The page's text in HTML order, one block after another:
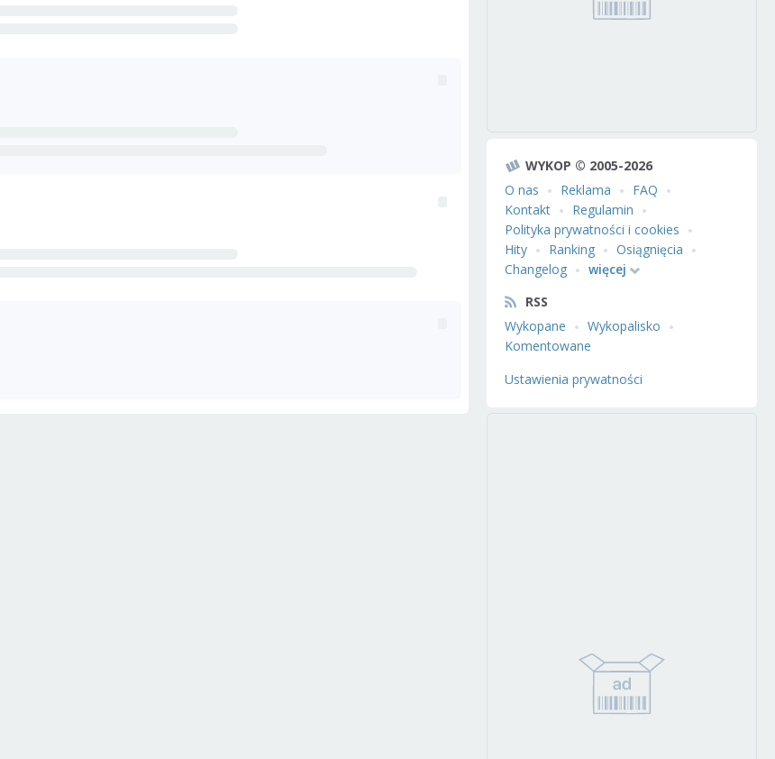
WYKOP © 2005-2026
O nas
Reklama
FAQ
Kontakt
Regulamin
Polityka prywatności i cookies
Hity
Ranking
Osiągnięcia
Changelog
więcej
RSS
Wykopane
Wykopalisko
Komentowane
Ustawienia prywatności